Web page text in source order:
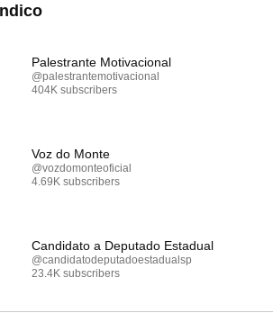
Palestrante Motivacional
@palestrantemotivacional
404K subscribers
Voz do Monte
@vozdomonteoficial
4.69K subscribers
Candidato a Deputado Estadual
@candidatodeputadoestadualsp
23.4K subscribers